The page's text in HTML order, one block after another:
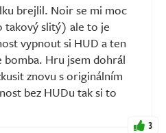
brejlil. Noir se mi moc
takový slitý) ale to je
vypnout si HUD a ten
Hru jsem dohrál
znovu s originálním
bez HUDu tak si to
3